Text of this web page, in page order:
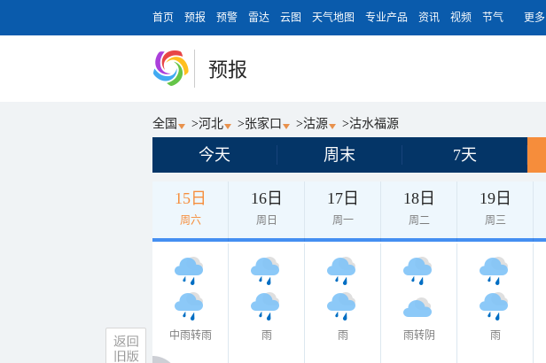
首页 预报 预警 雷达 云图 天气地图 专业产品 资讯 视频 节气 更多
预报
全国 >河北 >张家口 >沽源 >沽水福源
今天 周末 7天
15日
周六
16日
周日
17日
周一
18日
周二
19日
周三
中雨转雨 雨 雨 雨转阴 雨